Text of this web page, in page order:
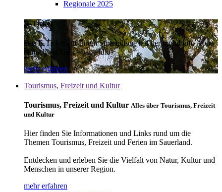
Regionale 2025
E-Ticket
Das E-Ticket auf Ihrem Smartphone mit der mobil info App -
einfach - schnell - bargeldlos
mehr erfahren
Tourismus, Freizeit und Kultur
Tourismus, Freizeit und Kultur Alles über Tourismus, Freizeit
und Kultur
Hier finden Sie Informationen und Links rund um die
Themen Tourismus, Freizeit und Ferien im Sauerland.
Entdecken und erleben Sie die Vielfalt von Natur, Kultur und
Menschen in unserer Region.
mehr erfahren